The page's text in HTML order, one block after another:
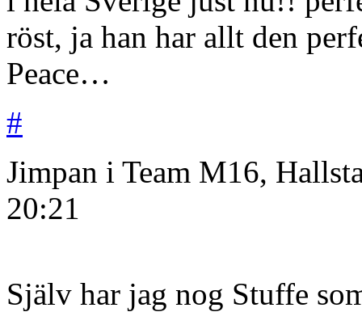
röst, ja han har allt den
Peace…
#
Jimpan i Team M16,
20:21
Själv har jag nog Stuffe